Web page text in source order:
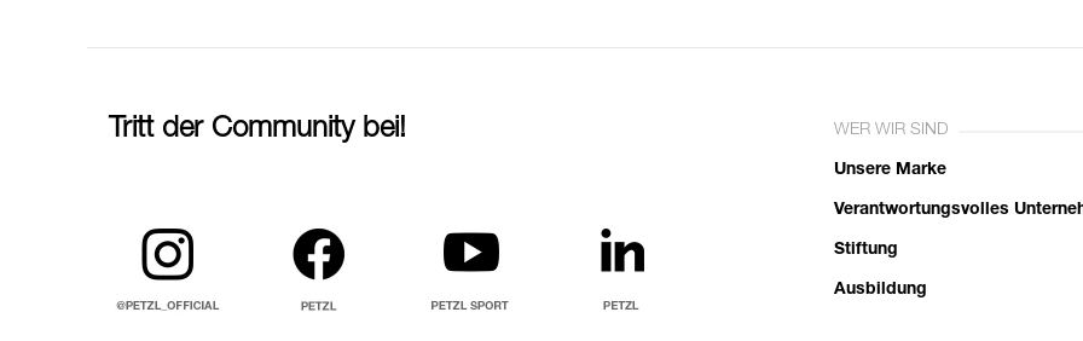
Tritt der Community bei! WER WIR SIND
Unsere Marke
Verantwortungsvolles
Stiftung
Ausbildung